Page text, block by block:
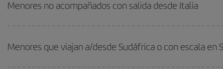
Menores no acompañados con salida desde Italia
Menores que viajan a/desde Sudáfrica o con escala en